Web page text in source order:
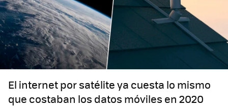
El internet por satélite ya cuesta lo mismo
que costaban los datos móviles en 2020